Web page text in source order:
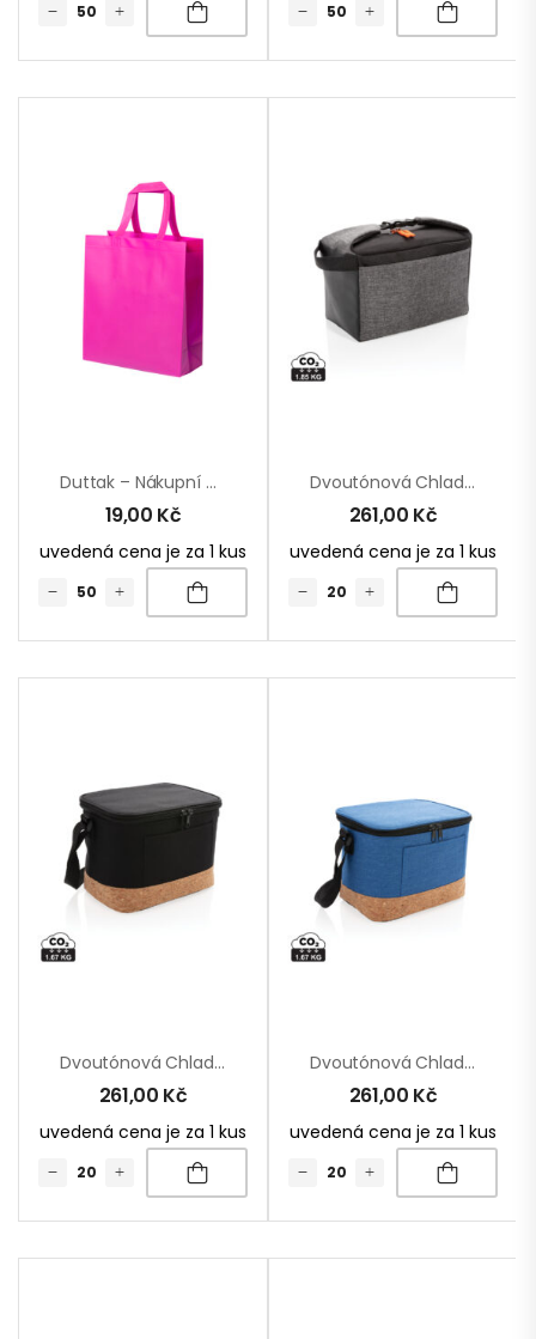
Duttak – Nákupní Taška
19,00 Kč
uvedená cena je za 1 kus
Dvoutónová Chladící Taška
261,00 Kč
uvedená cena je za 1 kus
Dvoutónová Chladící Taška S Korkovým Detailem
261,00 Kč
uvedená cena je za 1 kus
Dvoutónová Chladící Taška S Korkovým Detailem
261,00 Kč
uvedená cena je za 1 kus